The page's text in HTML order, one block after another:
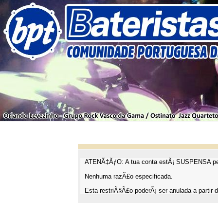
ATENÃ‡ÃƒO: A tua conta estÃ¡ SUSPENSA
Nenhuma razÃ£o especificada.
Esta restriÃ§Ã£o poderÃ¡ ser anulada a partir